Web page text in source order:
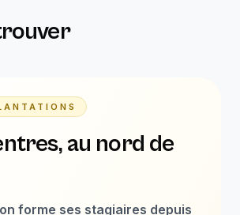
au nord de
forme ses stagiaires depuis